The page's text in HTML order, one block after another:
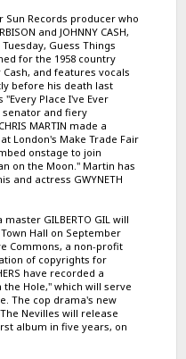
Sun Records producer who
and JOHNNY CASH,
Guess Things
for the 1958 country
and features vocals
before his death last
Place I've Ever
senator and fiery
MARTIN made a
London's Make Trade Fair
onstage to join
on the Moon." Martin has
and actress GWYNETH
GILBERTO GIL will
Hall on September
Commons, a non-profit
of copyrights for
have recorded a
the Hole," which will serve
The cop drama's new
Nevilles will release
album in five years, on